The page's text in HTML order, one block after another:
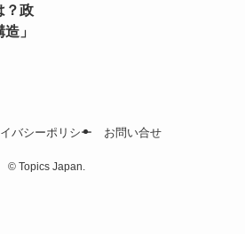
？政
」
バシーポリシー お問い合せ
©Topics Japan.